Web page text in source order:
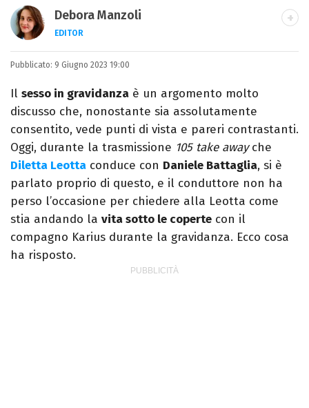
Debora Manzoli
EDITOR
LINKEDIN
INSTAGRAM FACEBOOK SITO
Scrittrice, copywriter, editor e pubblicista
mantovana, laureata in Lettere, Cinema e
Tv. Ha due libri all’attivo e ama la scrittura
alla follia.
Pubblicato: 9 Giugno 2023 19:00
Il sesso in gravidanza è un argomento molto
discusso che, nonostante sia assolutamente
consentito, vede punti di vista e pareri contrastanti.
Oggi, durante la trasmissione 105 take awayche
Diletta Leotta conduce con Daniele Battaglia, si è
parlato proprio di questo, e il conduttore non ha
perso l’occasione per chiedere alla Leotta come
stia andando la vita sotto le coperte con il
compagno Karius durante la gravidanza. Ecco cosa
ha risposto.